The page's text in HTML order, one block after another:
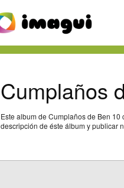
Cumplaños
Este album de Cumplaños de Ben
descripción de éste álbum y publicar